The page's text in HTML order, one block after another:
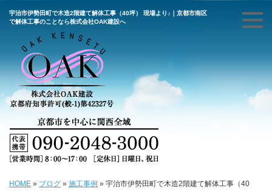
宇治市伊勢田町で木造2階建て解体工事（40坪） 現場より♪｜京都市南区
で解体工事のことなら株式会社OAK建設へ
HOME » ブログ » 施工事例 » 宇治市伊勢田町で木造2階建て解体工事（40